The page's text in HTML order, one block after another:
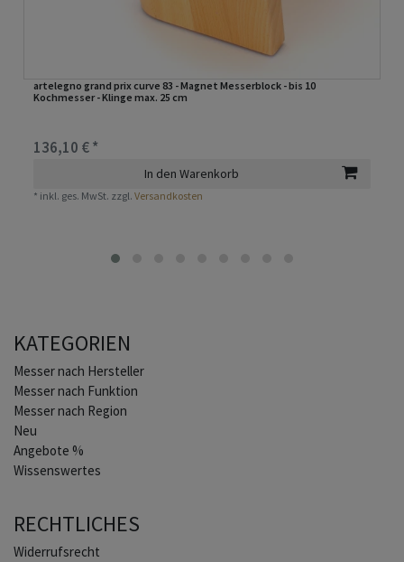
artelegno grand prix curve 83 - Magnet Messerblock - bis 10
Kochmesser - Klinge max. 25 cm
136,10 € *
In den Warenkorb
* inkl. ges. MwSt. zzgl.Versandkosten
KATEGORIEN
Home
Messer nach Hersteller
Messer nach Funktion
Messer nach Region
Neu
Angebote %
Wissenswertes
RECHTLICHES
Widerrufs­recht